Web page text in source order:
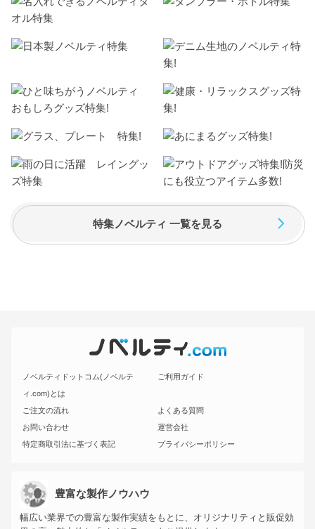
特集ノベルティ 一覧を見る
ノベルティドットコム(ノベルテ
ィ.com)とは
ご利用ガイド
ご注文の流れ
よくある質問
お問い合わせ
運営会社
特定商取引法に基づく表記
プライバシーポリシー
豊富な製作ノウハウ
幅広い業界での豊富な製作実績をもとに、オリジナリティと販促効